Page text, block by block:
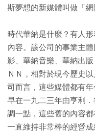
斯夢想的新媒體叫做「網
時代華納是什麼？有人
內容。該公司的事業主
影、華納音樂、華納出
ＮＮ，相對於現今歷史
司而言，這些媒體都有
早在一九二三年由亨利
調一點，這些舊的內容
一直維持非常棒的經營